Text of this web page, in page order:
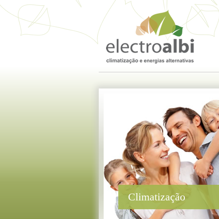
Climatização
Climatização
O conforto térmico de uma casa é um
As unidades de ar condicionado de ultima
impedindo a formação de bolor. Tudo isto
Electroalbiprojecta, dimensiona e instala
Temos orgulho de possuir um Know-
garantindo a melhor solução de conforto e
Saiba mais »